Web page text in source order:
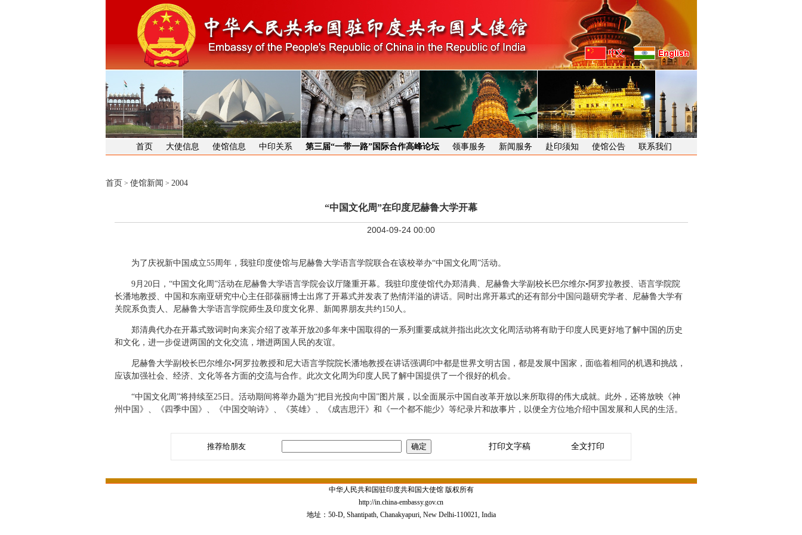
首页 大使信息 使馆信息 中印关系 第三届“一带一路”国际合作高峰论坛 领事服务 新闻服务 赴印须知 使馆公告 联系我们
首页 > 使馆新闻 > 2004
“中国文化周”在印度尼赫鲁大学开幕
2004-09-24 00:00
为了庆祝新中国成立55周年，我驻印度使馆与尼赫鲁大学语言学院联合在该校举办“中国文化周”活动。
9月20日，“中国文化周”活动在尼赫鲁大学语言学院会议厅隆重开幕。我驻印度使馆代办郑清典、尼赫鲁大学副校长巴尔维尔•阿罗拉教授、语言学院院
长潘地教授、中国和东南亚研究中心主任邵葆丽博士出席了开幕式并发表了热情洋溢的讲话。同时出席开幕式的还有部分中国问题研究学者、尼赫鲁大学有
关院系负责人、尼赫鲁大学语言学院师生及印度文化界、新闻界朋友共约150人。
郑清典代办在开幕式致词时向来宾介绍了改革开放20多年来中国取得的一系列重要成就并指出此次文化周活动将有助于印度人民更好地了解中国的历史
和文化，进一步促进两国的文化交流，增进两国人民的友谊。
尼赫鲁大学副校长巴尔维尔•阿罗拉教授和尼大语言学院院长潘地教授在讲话强调印中都是世界文明古国，都是发展中国家，面临着相同的机遇和挑战，
应该加强社会、经济、文化等各方面的交流与合作。此次文化周为印度人民了解中国提供了一个很好的机会。
“中国文化周”将持续至25日。活动期间将举办题为“把目光投向中国”图片展，以全面展示中国自改革开放以来所取得的伟大成就。此外，还将放映《神
州中国》、《四季中国》、《中国交响诗》、《英雄》、《成吉思汗》和《一个都不能少》等纪录片和故事片，以便全方位地介绍中国发展和人民的生活。
推荐给朋友 打印文字稿 全文打印
中华人民共和国驻印度共和国大使馆 版权所有
http://in.china-embassy.gov.cn
地址：50-D, Shantipath, Chanakyapuri, New Delhi-110021, India